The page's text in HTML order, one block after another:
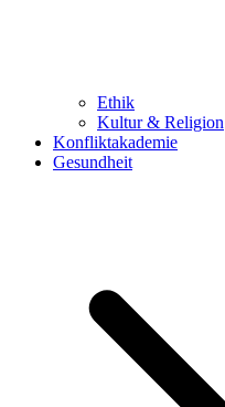
Ethik
Kultur & Religion
Konfliktakademie
Gesundheit